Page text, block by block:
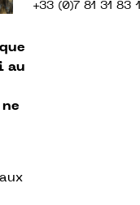
+33 (0)7 81 31 83
au